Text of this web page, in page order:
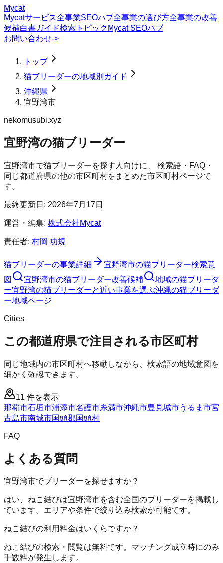
Mycat
Mycatサービス全事業SEOハブ全事業の選び方全事業の改善
候補白書ガイド検索トピック Mycat SEOハブ
お問い合わせ->
トップ
猫ブリーダーの地域別ガイド
沖縄県
宜野湾市
nekomusubi.xyz
宜野湾の猫ブリーダー
宜野湾市で猫ブリーダーを探す人向けに、 検索語・FAQ・
同じ都道府県の他の市区町村をまとめた市区町村ページで
す。
最終更新日: 2026年7月17日
運営・編集: 株式会社Mycat
責任者: 村岡 功規
猫ブリーダーの事業詳細 宜野湾市の猫ブリーダー検索意
図
宜野湾市の猫ブリーダー改善候補
地域の猫ブリーダ
ー宜野湾の猫ブリーダーと近い事業を選ぶ沖縄の猫ブリーダ
ー地域ページ
Cities
この都道府県で注目される市区町村
同じ地域内の市区町村へ移動しながら、検索語の地域意図を
細かく確認できます。
11 件を表示
那覇市石垣市浦添市名護市糸満市沖縄市豊見城市うるま市宮
古島市南城市国頭郡国頭村
FAQ
よくある質問
宜野湾市でブリーダーを探せますか？
はい、ねこ結びは宜野湾市を含む全国のブリーダーを掲載し
ています。エリアや条件で絞り込み検索が可能です。
ねこ結びの利用料金はいくらですか？
ねこ結びの検索・閲覧は無料です。マッチング成立時にのみ
手数料が発生します。